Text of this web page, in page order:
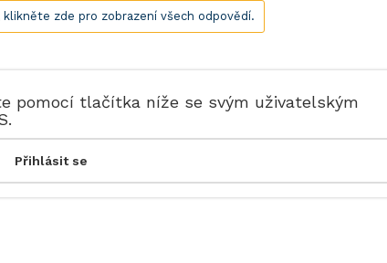
zde pro zobrazení všech odpovědí.
pomocí tlačítka níže se svým uživatelským